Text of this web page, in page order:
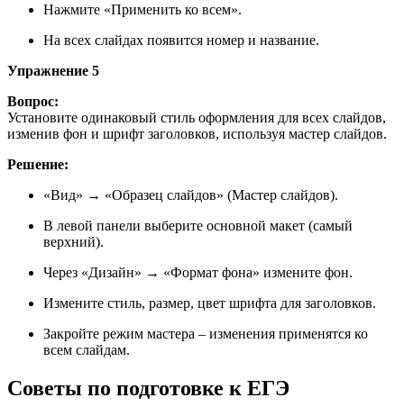
Нажмите «Применить ко всем».
На всех слайдах появится номер и название.
Упражнение 5
Вопрос:
Установите одинаковый стиль оформления для всех слайдов,
изменив фон и шрифт заголовков, используя мастер слайдов.
Решение:
«Вид» → «Образец слайдов» (Мастер слайдов).
В левой панели выберите основной макет (самый
верхний).
Через «Дизайн» → «Формат фона» измените фон.
Измените стиль, размер, цвет шрифта для заголовков.
Закройте режим мастера – изменения применятся ко
всем слайдам.
Советы по подготовке к ЕГЭ